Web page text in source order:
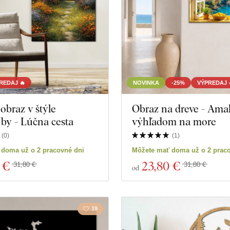
🔥
v štýle
- Lúčna cesta
(0)
už o 2 pracovné dni
€ 31,80 €
NOVINKA -25% VÝPREDAJ
Obraz na dreve -
výhľadom na more
(1 )
Môžete mať doma už o 2
od 23,80 € 31,80 €
19